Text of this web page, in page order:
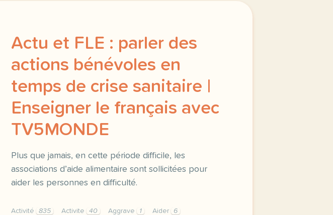
Actu et FLE : parler des
actions bénévoles en
temps de crise sanitaire |
Enseigner le français avec
TV5MONDE
Plus que jamais, en cette période difficile, les
associations d’aide alimentaire sont sollicitées pour
aider les personnes en difficulté.
Activité 835 Activite 40 Aggrave 1 Aider
6